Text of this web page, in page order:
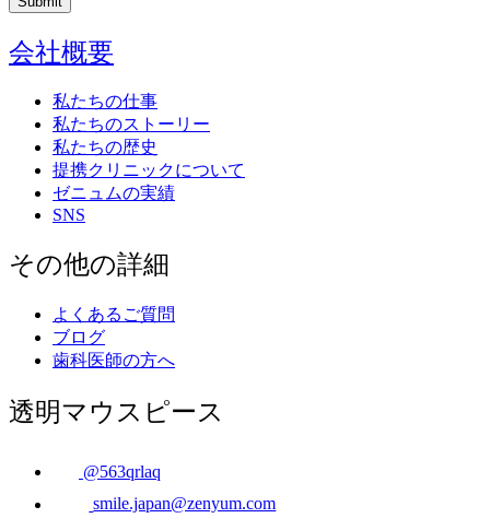
会社概要
私たちの仕事
私たちのストーリー
私たちの歴史
提携クリニックについて
ゼニュムの実績
SNS
その他の詳細
よくあるご質問
ブログ
歯科医師の方へ
透明マウスピース
@563qrlaq
smile.japan@zenyum.com